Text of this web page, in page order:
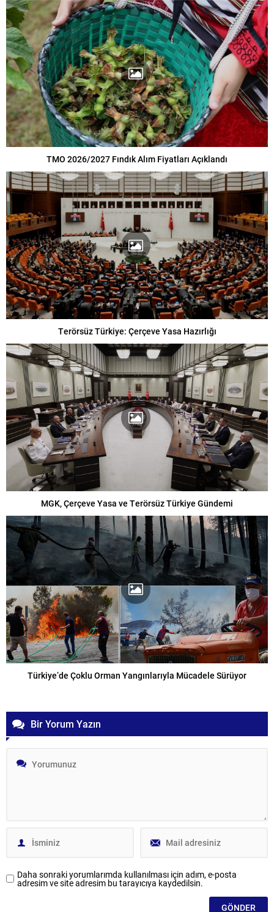
TMO 2026/2027 Fındık Alım Fiyatları Açıklandı
Terörsüz Türkiye: Çerçeve Yasa Hazırlığı
MGK, Çerçeve Yasa ve Terörsüz Türkiye Gündemi
Türkiye’de Çoklu Orman Yangınlarıyla Mücadele Sürüyor
Bir Yorum Yazın
Daha sonraki yorumlarımda kullanılması için adım, e-posta
adresim ve site adresim bu tarayıcıya kaydedilsin.